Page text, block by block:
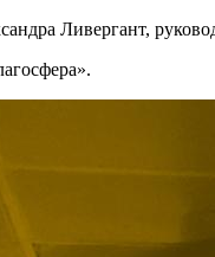
Ливергант,